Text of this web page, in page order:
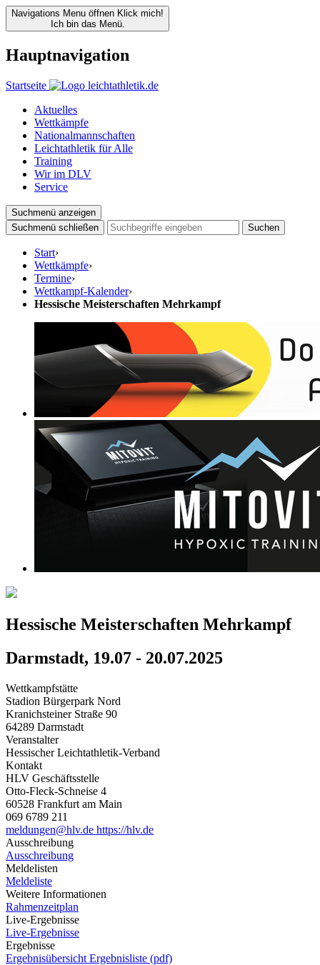
Navigations Menu öffnen Klick mich!
Ich bin das Menü.
Hauptnavigation
Startseite
Aktuelles
Wettkämpfe
Nationalmannschaften
Leichtathletik für Alle
Training
Wir im DLV
Service
Suchmenü anzeigen
Suchmenü schließen
Suchen
Start›
Wettkämpfe›
Termine›
Wettkampf-Kalender›
Hessische Meisterschaften Mehrkampf
Hessische Meisterschaften Mehrkampf
Darmstadt, 19.07 - 20.07.2025
Wettkampfstätte
Stadion Bürgerpark Nord
Kranichsteiner Straße 90
64289 Darmstadt
Veranstalter
Hessischer Leichtathletik-Verband
Kontakt
HLV Geschäftsstelle
Otto-Fleck-Schneise 4
60528 Frankfurt am Main
069 6789 211
meldungen@hlv.de https://hlv.de
Ausschreibung
Ausschreibung
Meldelisten
Meldeliste
Weitere Informationen
Rahmenzeitplan
Live-Ergebnisse
Live-Ergebnisse
Ergebnisse
Ergebnisübersicht Ergebnisliste (pdf)